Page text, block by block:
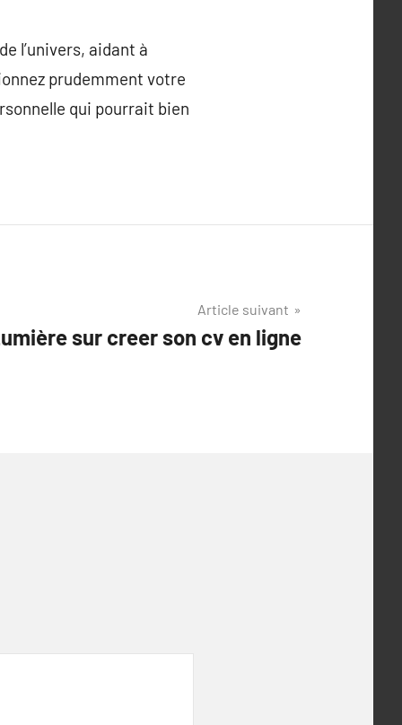
l’univers, aidant à
prudemment votre
qui pourrait bien
Article suivant
sur creer son cv en ligne